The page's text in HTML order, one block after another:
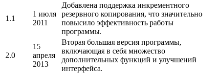
1.1
1 июля
2011
Добавлена поддержка инкрементного
резервного копирования, что значительно
повысило эффективность работы
программы.
2.0
15
апреля
2013
Вторая большая версия программы,
включающая в себя множество
дополнительных функций и улучшений
интерфейса.